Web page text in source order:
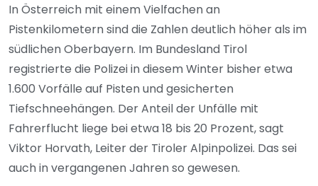
In Österreich mit einem Vielfachen an
Pistenkilometern sind die Zahlen deutlich höher als im
südlichen Oberbayern. Im Bundesland Tirol
registrierte die Polizei in diesem Winter bisher etwa
1.600 Vorfälle auf Pisten und gesicherten
Tiefschneehängen. Der Anteil der Unfälle mit
Fahrerflucht liege bei etwa 18 bis 20 Prozent, sagt
Viktor Horvath, Leiter der Tiroler Alpinpolizei. Das sei
auch in vergangenen Jahren so gewesen.